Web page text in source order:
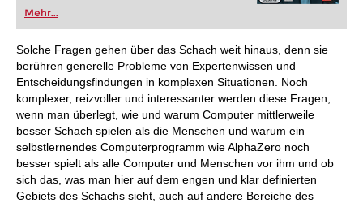
Mehr...
Solche Fragen gehen über das Schach weit hinaus, denn sie
berühren generelle Probleme von Expertenwissen und
Entscheidungsfindungen in komplexen Situationen. Noch
komplexer, reizvoller und interessanter werden diese Fragen,
wenn man überlegt, wie und warum Computer mittlerweile
besser Schach spielen als die Menschen und warum ein
selbstlernendes Computerprogramm wie AlphaZero noch
besser spielt als alle Computer und Menschen vor ihm und ob
sich das, was man hier auf dem engen und klar definierten
Gebiets des Schachs sieht, auch auf andere Bereiche des